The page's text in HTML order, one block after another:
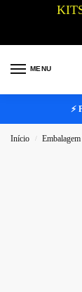
MENU
⚡
Início /